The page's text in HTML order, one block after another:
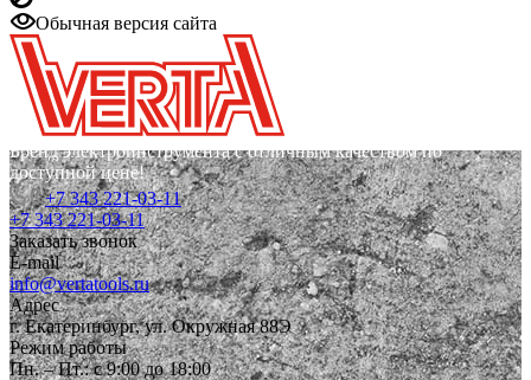
Обычная версия сайта
Бренд электроинструмента с отличным качеством по
доступной цене!
+7 343 221-03-11
+7 343 221-03-11
Заказать звонок
E-mail
info@vertatools.ru
Адрес
г. Екатеринбург, ул. Окружная 88Э
Режим работы
Пн. – Пт.: с 9:00 до 18:00